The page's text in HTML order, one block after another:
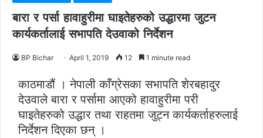
बारा र पर्सा हावाहुरीमा घाइतेहरुको उद्धारमा जुटन
कार्यकर्तालाई सभापति देउवाको निर्देशन
BP Bichar April 1, 2019 12 1 minute read
काठमाडौं । नेपाली काँग्रेसका सभापति शेरबहादुर
देउवाले बारा र पर्सामा आएको हावाहुरीमा परी
घाइतेहरुको उद्धार तथा राहतमा जुट्न कार्यकर्ताहरुलाई
निर्देशन दिएका छन् ।